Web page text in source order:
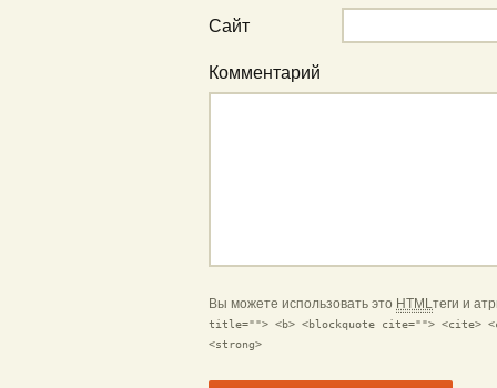
Сайт
Комментарий
Вы можете использовать это HTMLтеги и
title=""> <b> <blockquote cite=""> <cite>
<strong>